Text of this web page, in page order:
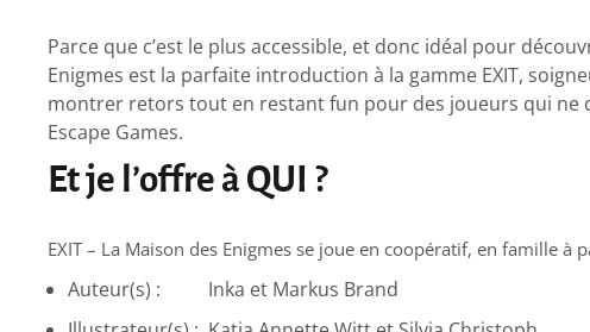
Parce que c’est le plus accessible, et donc idéal pour
Enigmes est la parfaite introduction à la gamme EXIT,
montrer retors tout en restant fun pour des joueurs qui ne
Escape Games.
Et je l’offre à QUI ?
EXIT – La Maison des Enigmes se joue en coopératif, en famille à
Auteur(s) : Inka et Markus Brand